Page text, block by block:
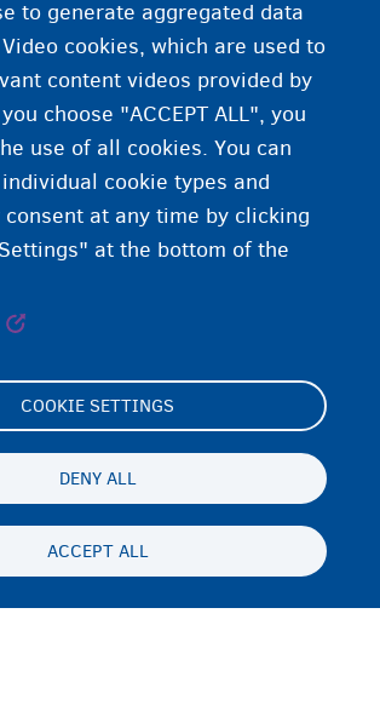
ምምሕዳራትን ከተማታትን እኳ እንተሎ ነፍሲ
ነተን 10 ኣውራጃታት እዩ ዝፈልጥ።
to generate aggregated data
cookies, which are used to
content videos provided by
choose "ACCEPT ALL", you
use of all cookies. You can
cookie types and
at any time by clicking
at the bottom of the
COOKIE SETTINGS
DENY ALL
ACCEPT ALL
ሕድገት መሰልን